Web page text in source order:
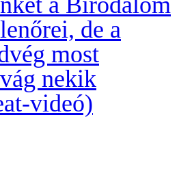
de a
most
nekik
videó)